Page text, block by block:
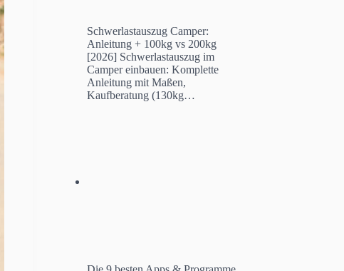
Schwerlastauszug Camper:
Anleitung + 100kg vs 200kg
[2026] Schwerlastauszug im
Camper einbauen: Komplette
Anleitung mit Maßen,
Kaufberatung (130kg…